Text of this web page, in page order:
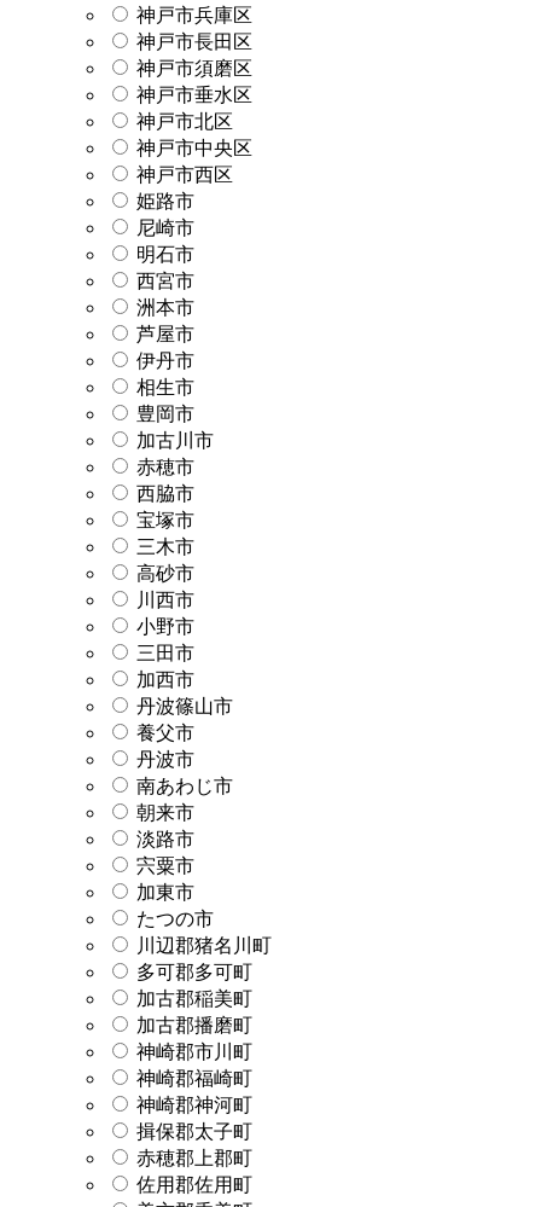
神戸市兵庫区
神戸市長田区
神戸市須磨区
神戸市垂水区
神戸市北区
神戸市中央区
神戸市西区
姫路市
尼崎市
明石市
西宮市
洲本市
芦屋市
伊丹市
相生市
豊岡市
加古川市
赤穂市
西脇市
宝塚市
三木市
高砂市
川西市
小野市
三田市
加西市
丹波篠山市
養父市
丹波市
南あわじ市
朝来市
淡路市
宍粟市
加東市
たつの市
川辺郡猪名川町
多可郡多可町
加古郡稲美町
加古郡播磨町
神崎郡市川町
神崎郡福崎町
神崎郡神河町
揖保郡太子町
赤穂郡上郡町
佐用郡佐用町